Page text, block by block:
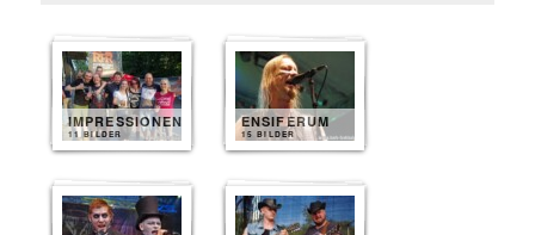
IMPRESSIONEN
11 BILDER
ENSIFERUM
15 BILDER